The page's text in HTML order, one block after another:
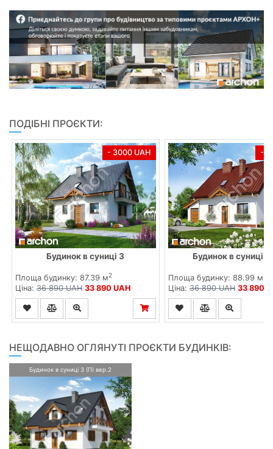
ПОДІБНІ ПРОЄКТИ:
- 3000 UAH
Будинок в суниці 3
Площа будинку: 87.39 м2
Ціна: 36 890 UAH 33 890 UAH
-
Будинок в суниці
Площа будинку: 88.99 м2
Ціна:36 890 UAH 33 890
НЕЩОДАВНО ОГЛЯНУТІ ПРОЄКТИ БУДИНКІВ:
Будинок в суниці 3 (П) вер.2